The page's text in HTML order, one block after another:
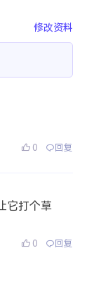
修改资料
0 回复
它打个草
0 回复